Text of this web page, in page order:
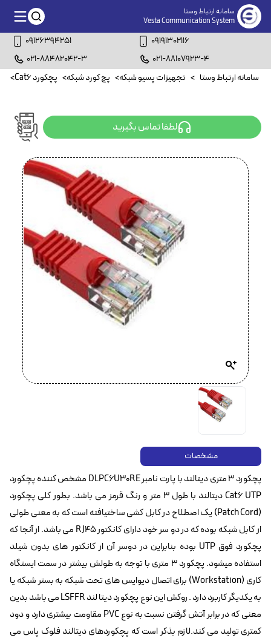
سامانه ارتباط وستا
Vesta Communication System
09126394251
09191302116
021-88482042-3
021-88107923-4
سامانه ارتباط وستا > تجهیزات پسیو شبکه> پچ کورد شبکه> پچکورد Cat6 >
لطفا تماس بگیرید
مشخصات
پچکورد 3 متری دیتالند با پارت نامبر DLPC6U30RE مشخص کننده پچکورد
Cat6 UTP‌ دیتالند با طول 3 متر و رنگ قرمز می باشد. بطور کلی پچکورد
(Patch Cord) یک اصطلاح در کابل کشی ساختیافته است که به معنی طولی
از کابل شبکه بوده که در دو سر خود دارای کانکتور RJ45 می باشد. از آنجا که
پچکورد فوق UTP بوده بنابراین در دوسر آن از کانکتور های بدون شیلد
استفاده میشود. پچکورد 3 متری با توجه به طولش بیشتر در سمت ایستگاه
کاری (Workstation) برای اتصال دیوایس های تحت شبکه به بستر شبکه یا
به یکدیگر کاربرد دارد . روکش این نوع پچکورد دیتا لند LSFFR می باشد بدین
معنی که در برابر آتش گرفتن نسبت به نوع PVC مقاومت بیشتری دارد و دود
کمتری تولید می کند.لازم بذکر است که پچکوردهای دیتالند فلوک پاس می